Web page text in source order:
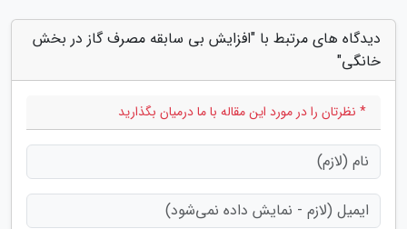
دیدگاه های مرتبط با "افزایش بی سابقه مصرف گاز در بخش
خانگی"
* نظرتان را در مورد این مقاله با ما درمیان بگذارید